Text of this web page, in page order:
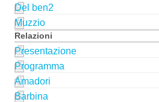
Del ben2
Muzzio
Relazioni
Presentazione
Programma
Amadori
Barbina